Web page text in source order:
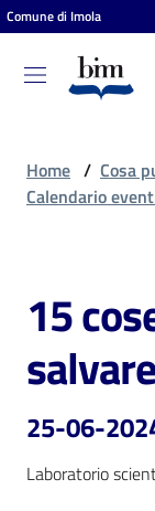
Vai al contenuto
Vai alla navigazione
Vai al footer
Comune di Imola
comunale
Cosa
puoi
fare
Scopri
Home / Cosa
Calendario
Salta al
15
25-06-
Laboratorio